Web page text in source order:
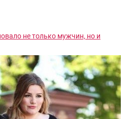
не только мужчин, но и